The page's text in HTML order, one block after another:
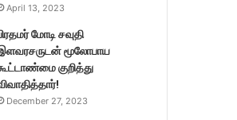
April 13, 2023
மோடி சவுதி
மூலோபாய
குறித்து
December 27, 2023